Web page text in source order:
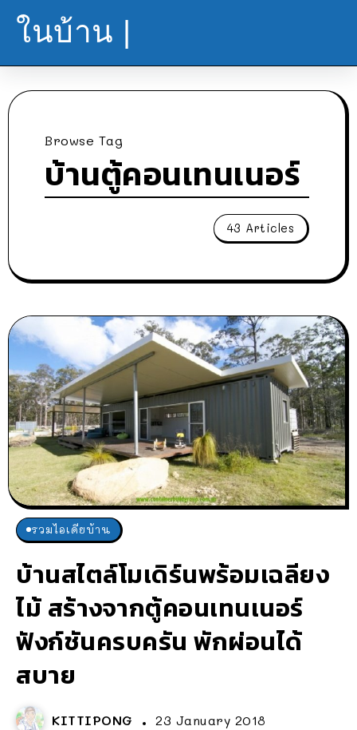
ในบ้าน |
Browse Tag
บ้านตู้คอนเทนเนอร์
43 Articles
รวมไอเดียบ้าน
บ้านสไตล์โมเดิร์นพร้อมเฉลียง
ไม้ สร้างจากตู้คอนเทนเนอร์
ฟังก์ชันครบครัน พักผ่อนได้
สบาย
KITTIPONG 23 January 2018